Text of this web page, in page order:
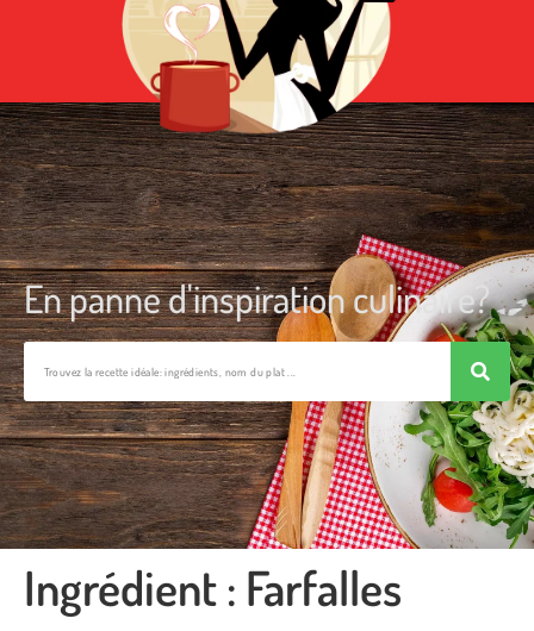
En panne d'inspiration culinaire?
Ingrédient : Farfalles